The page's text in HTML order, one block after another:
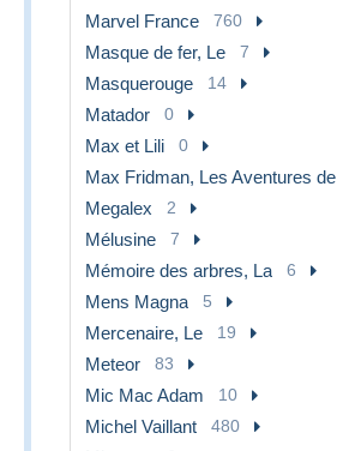
Marvel France 760
Masque de fer, Le 7
Masquerouge 14
Matador 0
Max et Lili 0
Max Fridman, Les Aventures de
Megalex 2
Mélusine 7
Mémoire des arbres, La 6
Mens Magna 5
Mercenaire, Le 19
Meteor 83
Mic Mac Adam 10
Michel Vaillant 480